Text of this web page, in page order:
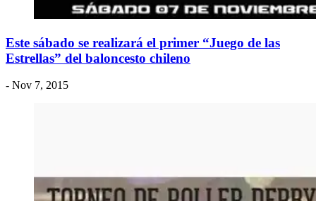
Este sábado se realizará el primer “Juego de las
Estrellas” del baloncesto chileno
- Nov 7, 2015